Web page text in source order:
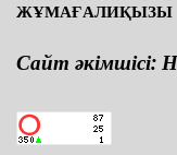
ЖҰМАҒАЛИҚЫЗЫ
Сайт